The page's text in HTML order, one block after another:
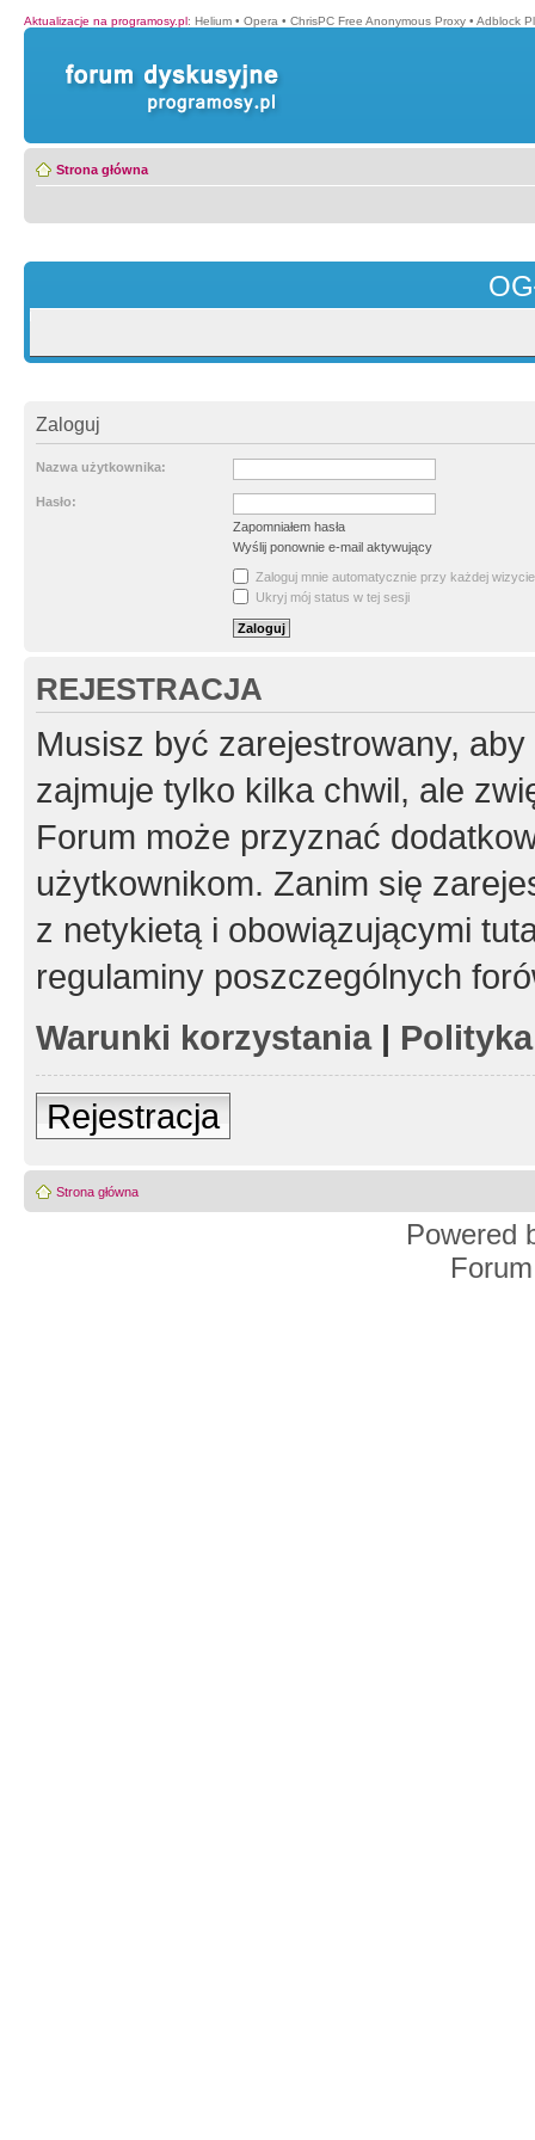
Aktualizacje na programosy.pl: Helium • Opera • ChrisPC Free Anonymous Proxy • Adblock
Strona główna
Zaloguj
Nazwa użytkownika:
Hasło:
Zapomniałem hasła
Wyślij ponownie e-mail aktywujący
Zaloguj mnie automatycznie przy każdej wizycie
Ukryj mój status w tej sesji
REJESTRACJA
Musisz być zarejestrowany,
zajmuje tylko kilka chwil, ale
Forum może przyznać
użytkownikom. Zanim się
z netykietą i obowiązującymi
regulaminy poszczególnych
Warunki korzystania|
Rejestracja
Strona główna
Powered